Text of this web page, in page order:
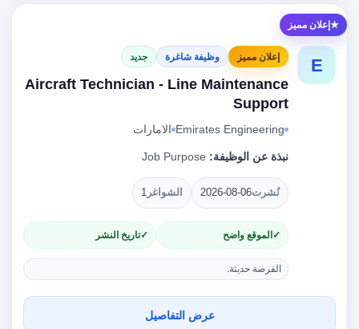
إعلان مميز
E إعلان مميز وظيفة شاغرة جديد
Aircraft Technician - Line Maintenance
Support
Emirates Engineering الامارات
نبذة عن الوظيفة:
نُشرت2026-08-06 الشواغر 1
الموقع واضح تاريخ النشر
الفرصة حديثة.
عرض التفاصيل